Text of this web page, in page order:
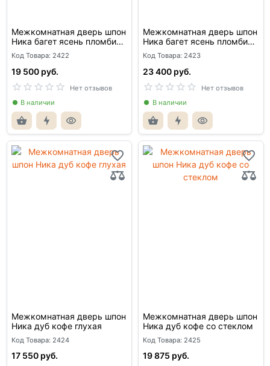
Межкомнатная дверь шпон
Ника багет ясень пломбир
глухая
Код Товара: 2422
19 500 руб.
Нет отзывов
В наличии
Межкомнатная дверь шпон
Ника багет ясень пломбир
со стеклом
Код Товара: 2423
23 400 руб.
Нет отзывов
В наличии
Межкомнатная дверь шпон
Ника дуб кофе глухая
Код Товара: 2424
17 550 руб.
Межкомнатная дверь шпон
Ника дуб кофе со стеклом
Код Товара: 2425
19 875 руб.